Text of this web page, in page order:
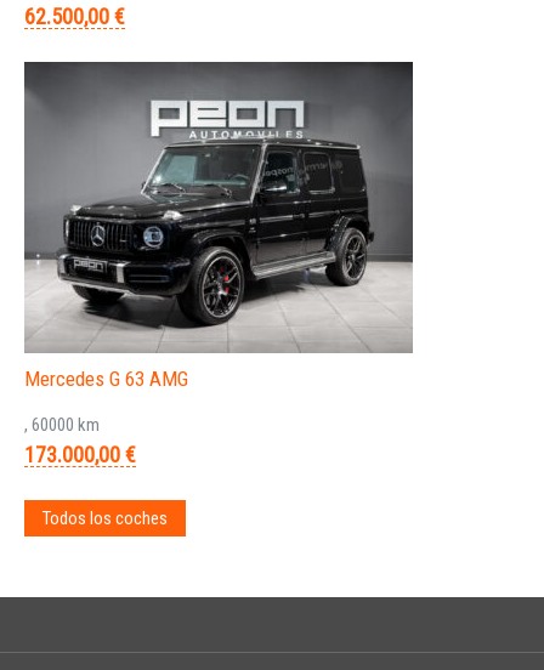
62.500,00 €
Mercedes G 63 AMG
, 60000 km
173.000,00 €
Todos los coches